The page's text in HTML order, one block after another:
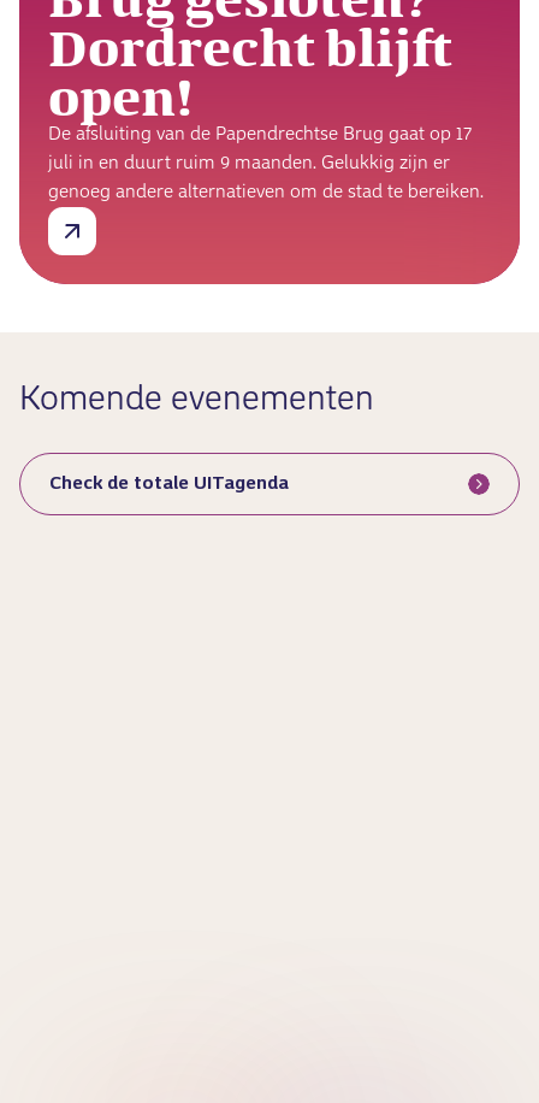
Dordrecht blijft
open!
De afsluiting van de Papendrechtse Brug gaat op 17
juli in en duurt ruim 9 maanden. Gelukkig zijn er
genoeg andere alternatieven om de stad te bereiken.
Komende evenementen
Check de totale UITagenda